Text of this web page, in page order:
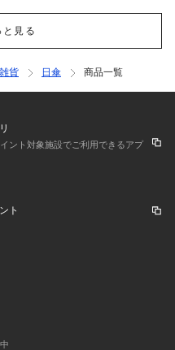
と見る
貨 日傘 商品一覧
ント対象施設でご利用できるアプ
ト